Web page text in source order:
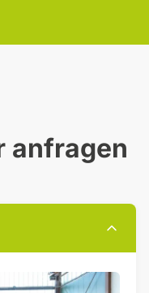
anfragen